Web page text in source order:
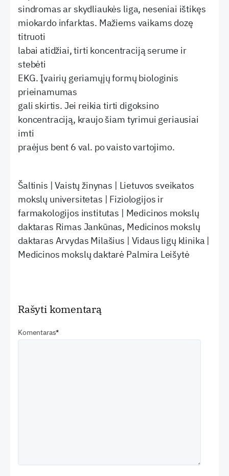
sindromas ar skydliaukės liga, neseniai ištikęs
miokardo infarktas. Mažiems vaikams dozę
titruoti
labai atidžiai, tirti koncentraciją serume ir
stebėti
EKG. Įvairių geriamųjų formų biologinis
prieinamumas
gali skirtis. Jei reikia tirti digoksino
koncentraciją, kraujo šiam tyrimui geriausiai
imti
praėjus bent 6 val. po vaisto vartojimo.
Šaltinis | Vaistų žinynas | Lietuvos sveikatos
mokslų universitetas | Fiziologijos ir
farmakologijos institutas | Medicinos mokslų
daktaras Rimas Jankūnas, Medicinos mokslų
daktaras Arvydas Milašius | Vidaus ligų klinika |
Medicinos mokslų daktarė Palmira Leišytė
Rašyti komentarą
Komentaras